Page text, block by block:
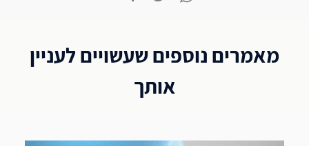
מאמרים נוספים שעשויים לעניין
אותך